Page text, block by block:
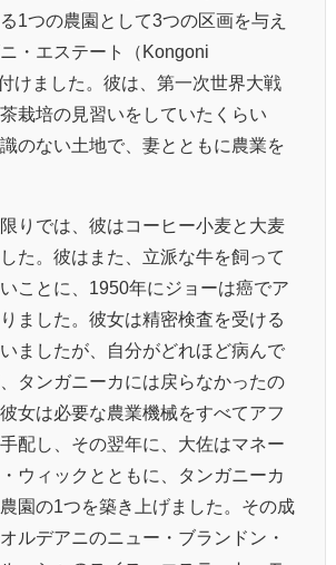
1つの農園として3つの区画を与え
・エステート（Kongoni
けました。彼は、第一次世界大戦
栽培の見習いをしていたくらい
のない土地で、妻とともに農業を
りでは、彼はコーヒー小麦と大麦
た。彼はまた、立派な牛を飼って
ことに、1950年にジョーは癌でア
ました。彼女は精密検査を受ける
ましたが、自分がどれほど病んで
タンガニーカには戻らなかったの
女は必要な農業機械をすべてアフ
配し、その翌年に、大佐はマネー
ウィックとともに、タンガニーカ
園の1つを築き上げました。その成
ルデアニのニュー・ブランドン・